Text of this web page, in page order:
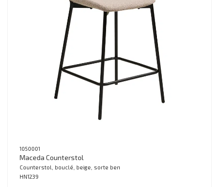
1050001
Maceda Counterstol
Counterstol, bouclé, beige, sorte ben
HN1239